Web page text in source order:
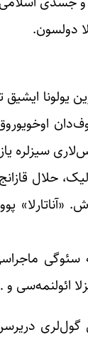
دولسون.
یولونا
سیزلره
حلال
سئوگی
گول‌لری